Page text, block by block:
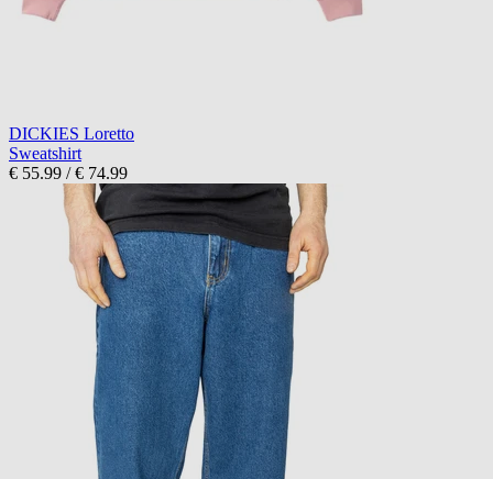
DICKIES Loretto
Sweatshirt
€ 55.99 /€ 74.99